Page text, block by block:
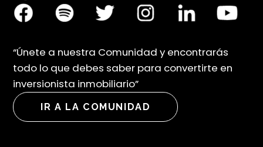
“Únete a nuestra Comunidad y encontrarás
todo lo que debes saber para convertirte en
inversionista inmobiliario”
IR A LA COMUNIDAD